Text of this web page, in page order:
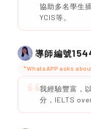
協助多名學生
YCIS等。
導師編號
*WhatsAPP asks
我經驗豐富，
分，IELTS